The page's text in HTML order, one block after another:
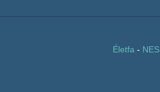
Életfa - NES